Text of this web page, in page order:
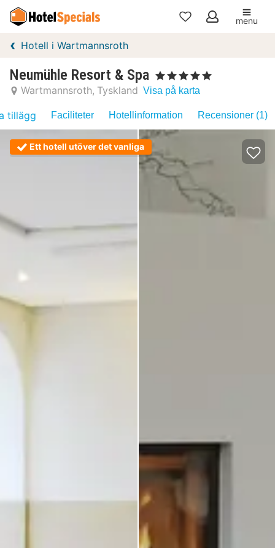
Mina
menu
Hotell i Wartmannsroth
Neumühle Resort & Spa , 5 Stjärnor
Wartmannsroth Tyskland Visa på karta
tillägg Faciliteter Hotellinformation Recensioner (1)
Ett hotell utöver det vanliga